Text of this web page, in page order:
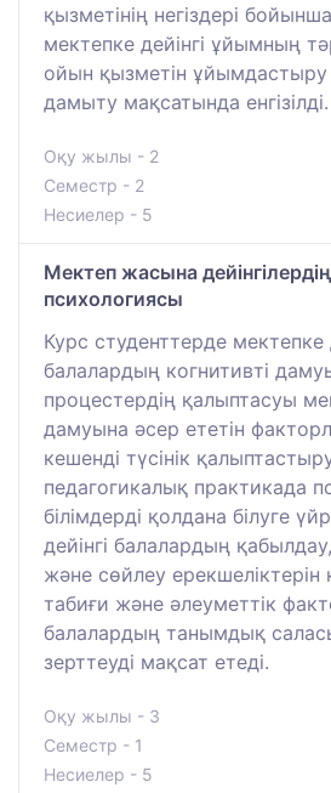
қызметінің негіздері
мектепке дейінгі ұйымның
ойын қызметін
дамыту мақсатында енгізілді.
Оқу жылы - 2
Семестр - 2
Несиелер - 5
Мектеп жасына
психологиясы
Курс студенттерде мектепке
балалардың когнитивті
процестердің қалыптасуы
дамуына әсер ететін
кешенді түсінік
педагогикалық практикада
білімдерді қолдана білуге
дейінгі балалардың
және сөйлеу
табиғи және әлеуметтік
балалардың танымдық
зерттеуді мақсат етеді.
Оқу жылы - 3
Семестр - 1
Несиелер - 5